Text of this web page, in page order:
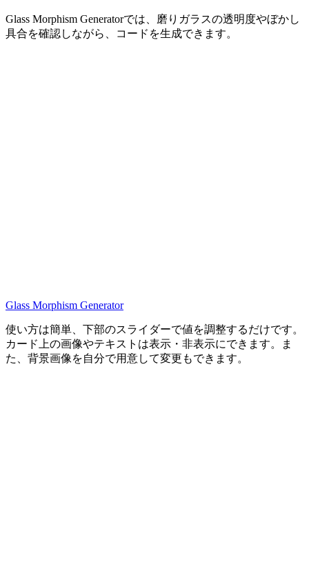
Glass Morphism Generatorでは、磨りガラスの透明度やぼかし
具合を確認しながら、コードを生成できます。
Glass Morphism Generator
使い方は簡単、下部のスライダーで値を調整するだけです。
カード上の画像やテキストは表示・非表示にできます。ま
た、背景画像を自分で用意して変更もできます。